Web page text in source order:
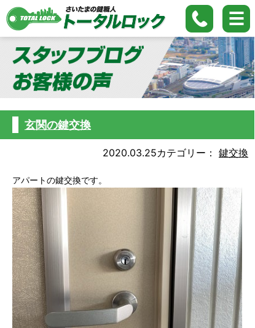
玄関の鍵交換
2020.03.25カテゴリー： 鍵交換
アパートの鍵交換です。